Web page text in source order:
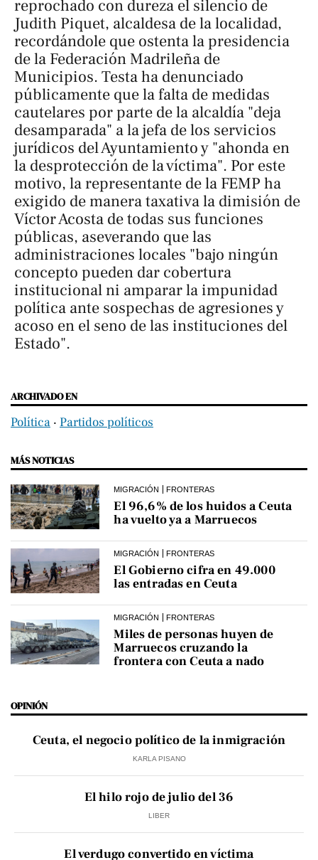
reprochado con dureza el silencio de
Judith Piquet, alcaldesa de la localidad,
recordándole que ostenta la presidencia
de la Federación Madrileña de
Municipios. Testa ha denunciado
públicamente que la falta de medidas
cautelares por parte de la alcaldía "deja
desamparada" a la jefa de los servicios
jurídicos del Ayuntamiento y "ahonda en
la desprotección de la víctima". Por este
motivo, la representante de la FEMP ha
exigido de manera taxativa la dimisión de
Víctor Acosta de todas sus funciones
públicas, aseverando que las
administraciones locales "bajo ningún
concepto pueden dar cobertura
institucional ni amparar la impunidad
política ante sospechas de agresiones y
acoso en el seno de las instituciones del
Estado".
ARCHIVADO EN
Política ‧ Partidos políticos
MÁS NOTICIAS
MIGRACIÓN FRONTERAS
El 96,6% de los huidos a Ceuta
ha vuelto ya a Marruecos
MIGRACIÓN FRONTERAS
El Gobierno cifra en 49.000
las entradas en Ceuta
MIGRACIÓN FRONTERAS
Miles de personas huyen de
Marruecos cruzando la
frontera con Ceuta a nado
OPINIÓN
Ceuta, el negocio político de la inmigración
KARLA PISANO
El hilo rojo de julio del 36
LIBER
El verdugo convertido en víctima